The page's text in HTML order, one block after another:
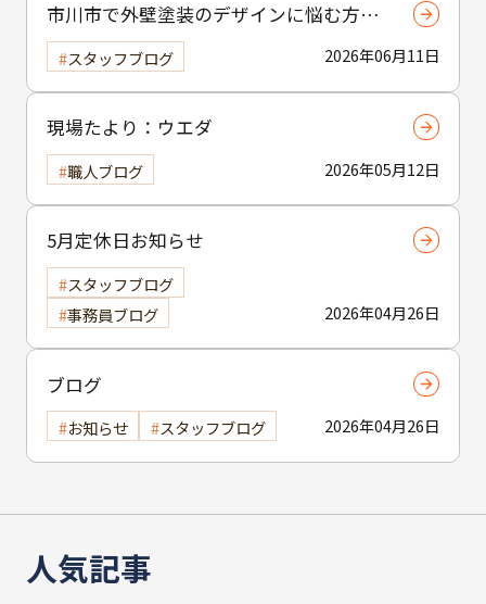
市川市で外壁塗装のデザインに悩む方へ
｜ 色選びの失敗を防ぐポイント
2026年06月11日
スタッフブログ
現場たより：ウエダ
2026年05月12日
職人ブログ
5月定休日お知らせ
2026年04月26日
スタッフブログ
事務員ブログ
ブログ
2026年04月26日
お知らせ スタッフブログ
人気記事